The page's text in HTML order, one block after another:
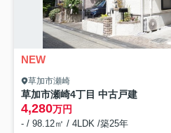
NEW
草加市瀬崎
草加市瀬崎4丁目 中古戸建
4,280万円
- / 98.12㎡ / 4LDK /築25年